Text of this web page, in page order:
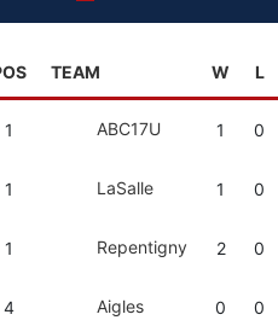
TEAM W L
1 ABC17U 1 0
1 LaSalle 1 0
1 Repentigny 2 0
4 Aigles 0 0